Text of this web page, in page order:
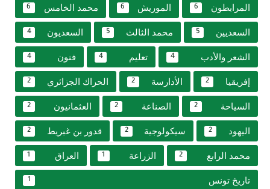
المرابطون 6 الموريش 6 محمد الخامس 6
السعديين 5 محمد الثالث 5 السعديون 4
الشعر والأدب 4 تعليم 4 فنون 4
إفريقيا 2 الأدارسة 2 الحراك الجزائري 2
السياحة 2 الصناعة 2 العثمانيون 2
اليهود 2 سيكولوجية 2 قدور بن غبريط 2
محمد الرابع 2 الزراعة 1 العراق 1
تاريخ تونس 1